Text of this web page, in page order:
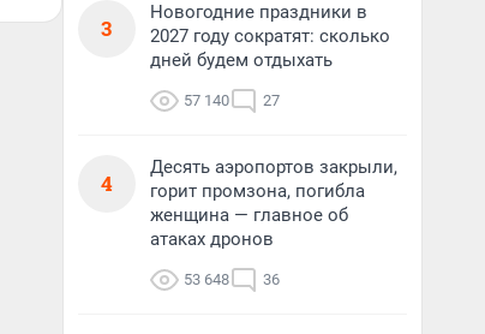
3
Новогодние праздники в
2027 году сократят: сколько
дней будем отдыхать
57 140 27
4
Десять аэропортов закрыли,
горит промзона, погибла
женщина — главное об
атаках дронов
53 648 36